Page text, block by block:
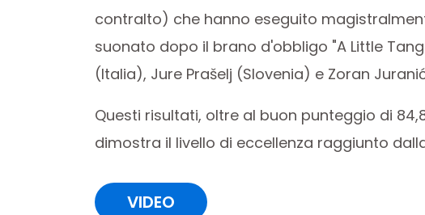
contralto) che hanno eseguito
suonato dopo il brano d'obbligo "A Little
(Italia), Jure Prašelj (Slovenia) e Zoran
Questi risultati, oltre al buon punteggio di
dimostra il livello di eccellenza raggiunto
VIDEO